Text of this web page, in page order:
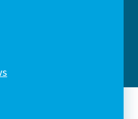
u lid zijn